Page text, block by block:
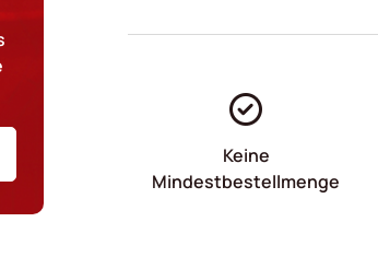
Keine
Mindestbestellmenge